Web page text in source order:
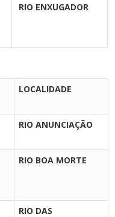
RIO ENXUGADOR
LOCALIDADE
RIO ANUNCIAÇÃO
RIO BOA MORTE
RIO DAS